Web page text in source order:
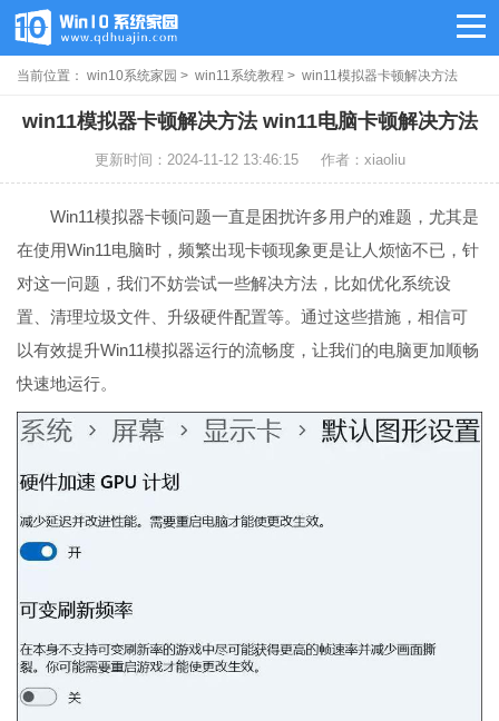
当前位置： win10系统家园 > win11系统教程 > win11模拟器卡顿解决方法
win11模拟器卡顿解决方法 win11电脑卡顿解决方法
更新时间：2024-11-12 13:46:15 作者：xiaoliu
Win11模拟器卡顿问题一直是困扰许多用户的难题，尤其是
在使用Win11电脑时，频繁出现卡顿现象更是让人烦恼不已，针
对这一问题，我们不妨尝试一些解决方法，比如优化系统设
置、清理垃圾文件、升级硬件配置等。通过这些措施，相信可
以有效提升Win11模拟器运行的流畅度，让我们的电脑更加顺畅
快速地运行。